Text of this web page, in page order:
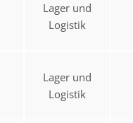
Lager und
Logistik
Lager und
Logistik